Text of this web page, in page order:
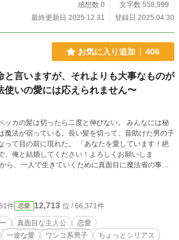
感想数 0
文字数 558,999
最終更新日 2025.12.31
登録日 2025.04.30
お気に入り追加 406
と言いますが、それよりも大事なものが
使いの愛には応えられません〜
髪は切ったら二度と伸びない。 みんなには秘
魔法が宿っている。長い髪を切って、昔助けた男の子
た。 「あなたを愛しています！絶
、俺と結婚してください！よろしくお願いしま
カ。天才魔法使いとして入団してきた新人レオンに急
る。しかし彼は全く諦める気配はない。 「レベ
」とまとわりつくレオンを迷惑に思いながらも、スト
に次第に心惹かれていく…….。しかし、レベッカは
あった。 年上訳あり真面目ヒロイン×
ーの年の差ラブストーリーです。
件 恋愛 12,713 位 / 66,371件
真面目な主人公
恋愛
一途な愛 ワンコ系男子
ちょっとシリアス